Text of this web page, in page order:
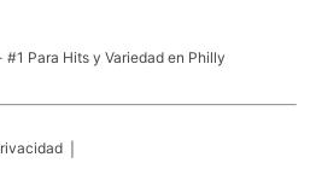
#1 Para Hits y Variedad en Philly